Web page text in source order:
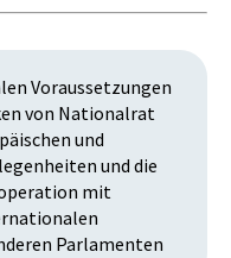
Voraussetzungen
von Nationalrat
und
und die
mit
Parlamenten